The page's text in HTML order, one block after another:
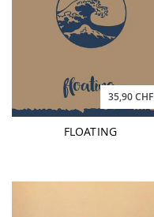
35,90 CHF
FLOATING